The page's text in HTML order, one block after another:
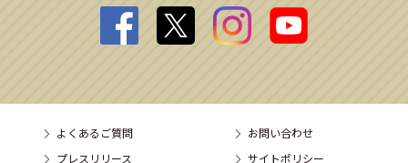
よくあるご質問
お問い合わせ
プレスリリース
サイトポリシー